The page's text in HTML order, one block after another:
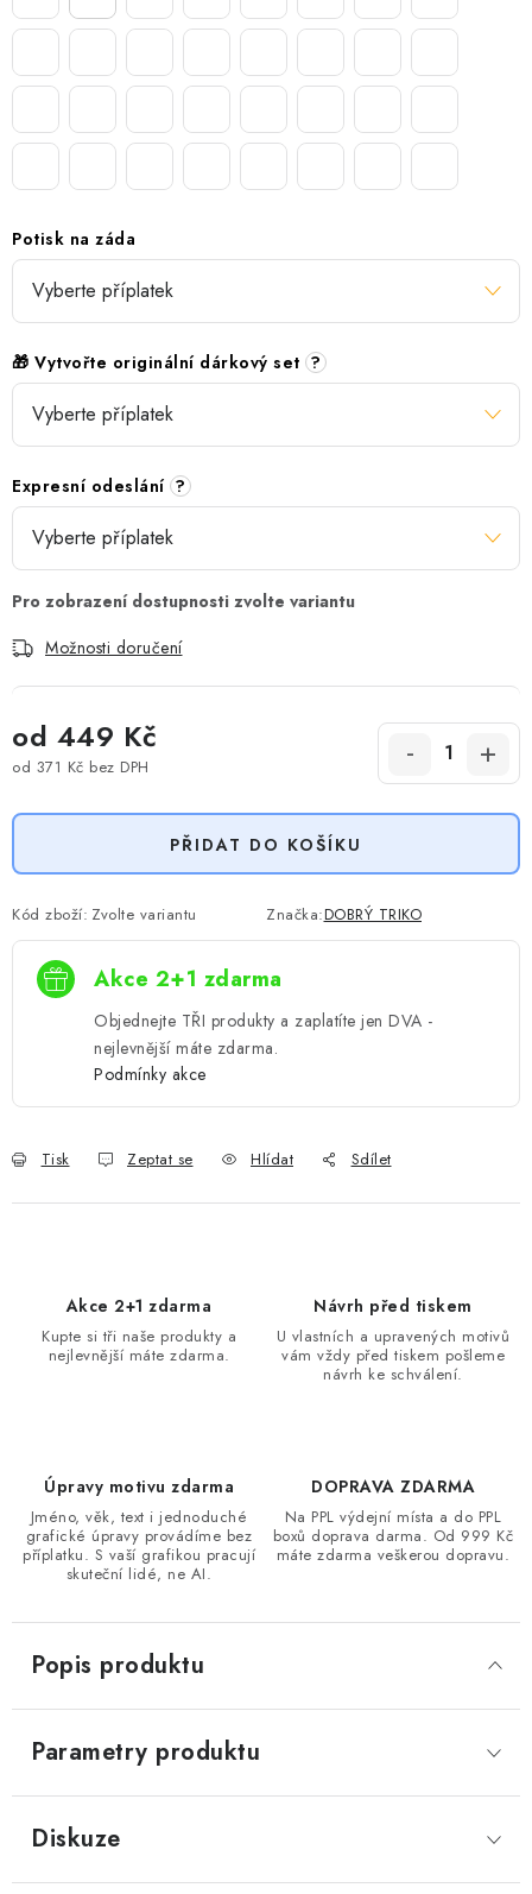
Potisk na záda
🎁 Vytvořte originální dárkový set ?
Expresní odeslání ?
Možnosti doručení
od 449 Kč
od 371 Kč bez DPH
PŘIDAT DO KOŠÍKU
Kód zboží: Zvolte variantu Značka:DOBRÝ TRIKO
Akce 2+1 zdarma
Objednejte TŘI produkty a zaplatíte jen DVA -
nejlevnější máte zdarma.
Podmínky akce
Tisk Zeptat se Hlídat Sdílet
Akce 2+1 zdarma
Kupte si tři naše produkty a
nejlevnější máte zdarma.
Návrh před tiskem
U vlastních a upravených motivů
vám vždy před tiskem pošleme
návrh ke schválení.
Úpravy motivu zdarma
Jméno, věk, text i jednoduché
grafické úpravy provádíme bez
příplatku. S vaší grafikou pracují
skuteční lidé, ne AI.
DOPRAVA ZDARMA
Na PPL výdejní místa a do PPL
boxů doprava darma. Od 999 Kč
máte zdarma veškerou dopravu.
Popis produktu
Parametry produktu
Diskuze